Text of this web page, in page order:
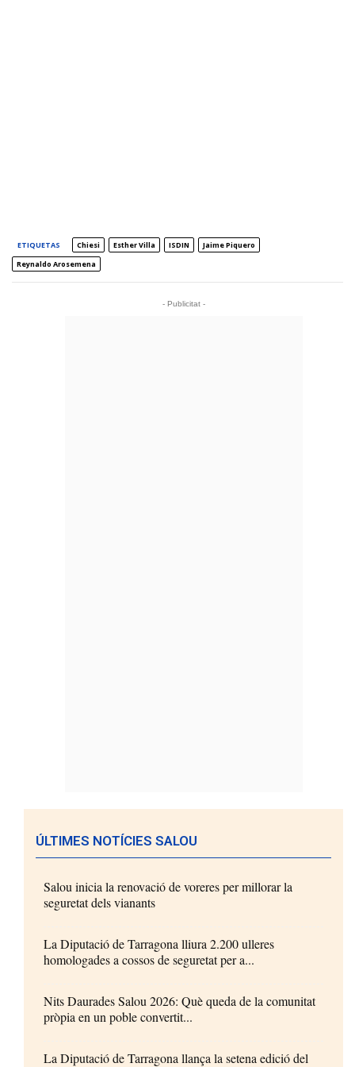
ETIQUETAS Chiesi Esther Villa ISDIN
Jaime Piquero
Reynaldo Arosemena
- Publicitat -
ÚLTIMES NOTÍCIES SALOU
Salou inicia la renovació de voreres per millorar la
seguretat dels vianants
La Diputació de Tarragona lliura 2.200 ulleres
homologades a cossos de seguretat per a...
Nits Daurades Salou 2026: Què queda de la comunitat
pròpia en un poble convertit...
La Diputació de Tarragona llança la setena edició del